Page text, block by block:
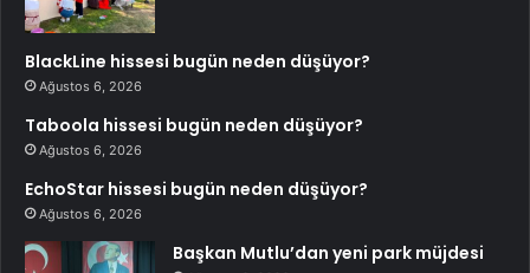
BlackLine hissesi bugün neden düşüyor?
Ağustos 6, 2026
Taboola hissesi bugün neden düşüyor?
Ağustos 6, 2026
EchoStar hissesi bugün neden düşüyor?
Ağustos 6, 2026
Başkan Mutlu’dan yeni park müjdesi